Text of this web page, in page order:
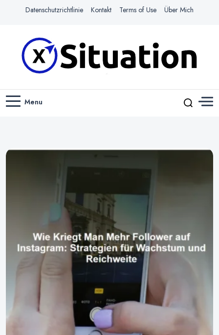
Datenschutzrichtlinie Kontakt Terms of Use Über Mich
X-SITUATION
Menu